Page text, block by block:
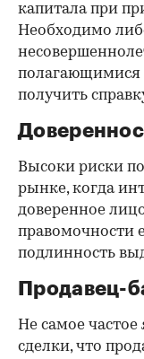
капитала при
Необходимо
полагающимися
получить
Высоки риски
рынке, когда
доверенное
правомочности
подлинность
Продавец-
Не самое частое
сделки, что